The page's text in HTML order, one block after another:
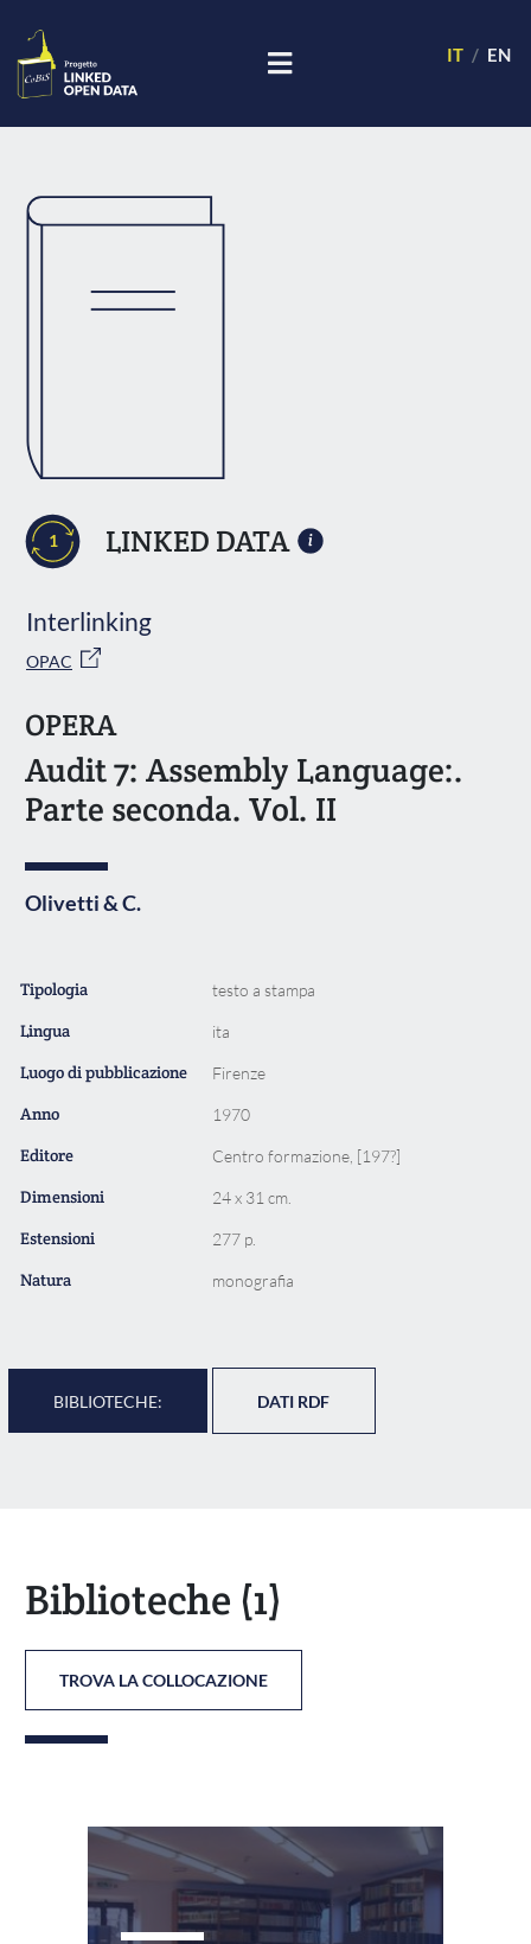
IT EN
1 LINKED DATA
Interlinking
OPAC
OPERA
Audit 7: Assembly Language:.
Parte seconda. Vol. II
Olivetti & C.
Tipologia testo a stampa
Lingua ita
Luogo di pubblicazione Firenze
Anno 1970
Editore Centro formazione, [197?]
Dimensioni 24 x 31 cm.
Estensioni 277 p.
Natura monografia
BIBLIOTECHE: DATI RDF
Biblioteche (1)
TROVA LA COLLOCAZIONE